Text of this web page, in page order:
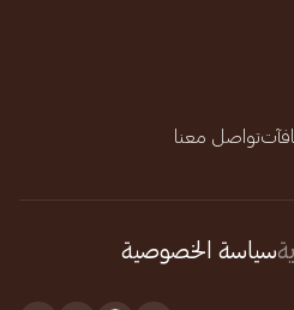
تواصل معنا
سياسة الخصوصية